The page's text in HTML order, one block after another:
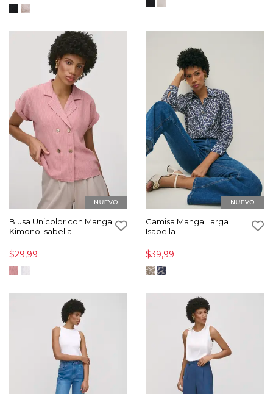
Blusa Unicolor con Manga
Kimono Isabella
$29,99
Camisa Manga Larga
Isabella
$39,99